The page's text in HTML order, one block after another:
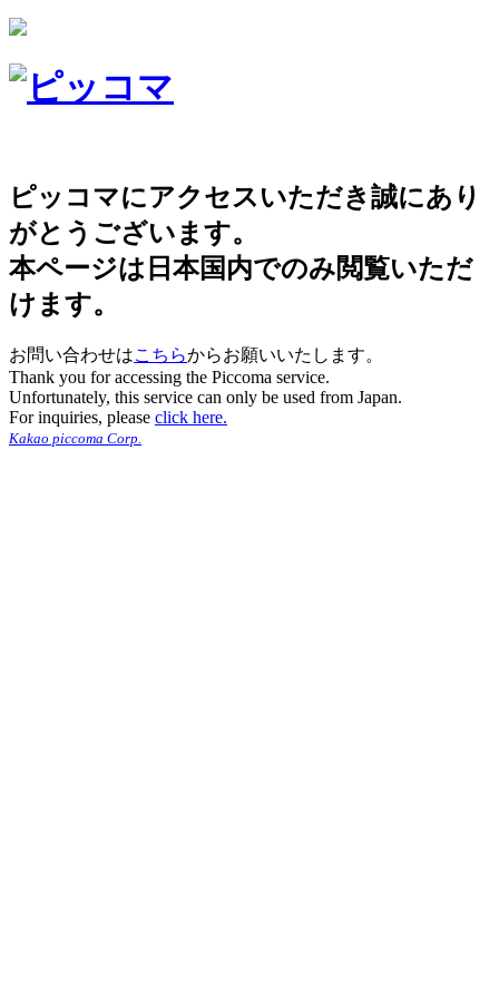
ピッコマにアクセスいただき誠にあり
がとうございます。
本ページは日本国内でのみ閲覧いただ
けます。
お問い合わせはこちらからお願いいたします。
Thank you for accessing the Piccoma service.
Unfortunately, this service can only be used from Japan.
For inquiries, please click here.
Kakao piccoma Corp.